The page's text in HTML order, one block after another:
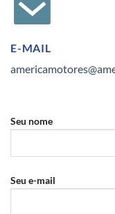
E-MAIL
Seu nome
Seu e-mail